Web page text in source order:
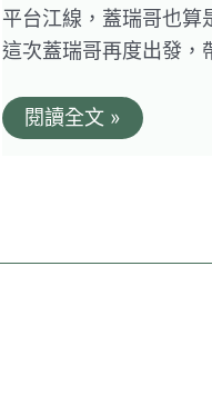
平台江線，蓋瑞哥也算
這次蓋瑞哥再度出發
台
灣
巡
閱讀全文 »